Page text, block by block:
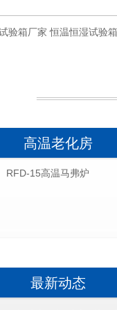
验箱厂家 恒温恒湿试验箱
高温老化房
RFD-15高温马弗炉
最新动态